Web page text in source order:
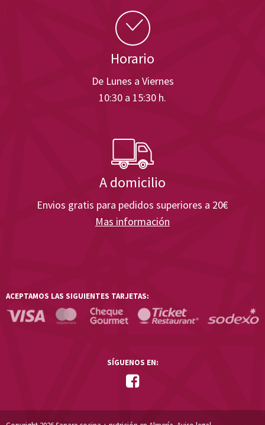
Horario
De Lunes a Viernes
10:30 a 15:30 h.
A domicilio
Envios gratis para pedidos superiores a 20€
Mas información
ACEPTAMOS LAS SIGUIENTES TARJETAS:
SÍGUENOS EN: